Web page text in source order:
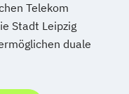
Telekom
Stadt Leipzig
duale